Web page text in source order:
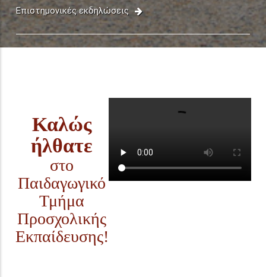
Επιστημονικές εκδηλώσεις
Καλώς
ήλθατε
στο
Παιδαγωγικό
Τμήμα
Προσχολικής
Εκπαίδευσης!